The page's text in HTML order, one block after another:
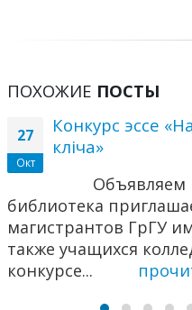
ПОХОЖИЕ ПОСТЫ
27
Окт
Конкурс эссе
кліча»
Объявляем
библиотека
магистрантов ГрГУ
также учащихся
конкурсе...